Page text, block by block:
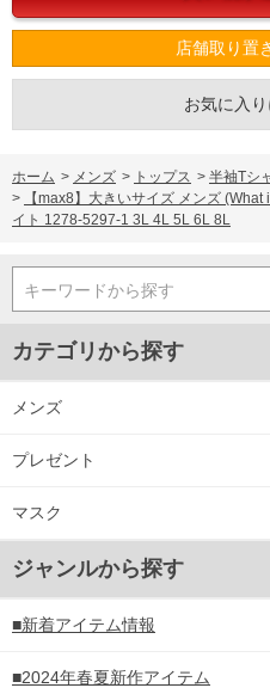
店舗取り置
お気に入
ホーム > メンズ > トップス > 半袖Tシ
>
【max8】大きいサイズ メンズ
イト 1278-5297-1 3L 4L 5L 6L 8L
キーワードから探す
カテゴリから探す
メンズ
プレゼント
マスク
ジャンルから探す
■新着アイテム情報
■2024年春夏新作アイテム